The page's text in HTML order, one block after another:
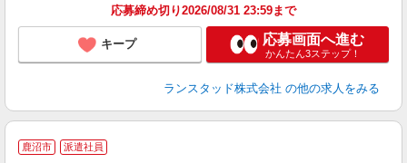
応募締め切り2026/08/31 23:59まで
キープ 応募画面へ進む
かんたん3ステップ！
ランスタッド株式会社 の他の求人をみる
鹿沼市 派遣社員